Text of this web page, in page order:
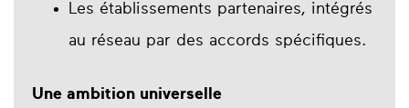
Les établissements partenaires, intégrés
au réseau par des accords spécifiques.
Une ambition universelle